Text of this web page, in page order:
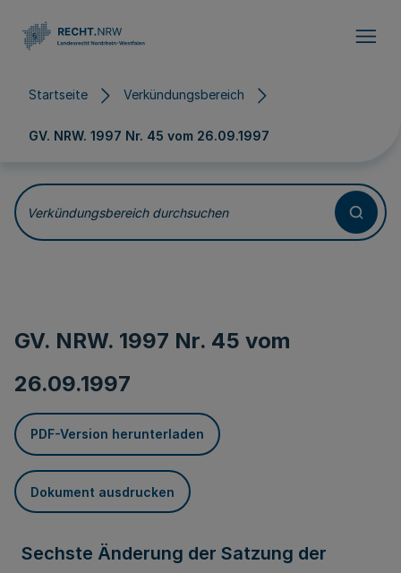
Startseite Verkündungsbereich
GV. NRW. 1997 Nr. 45 vom 26.09.1997
Verkündungsbereich durchsuchen
GV. NRW. 1997 Nr. 45 vom
26.09.1997
PDF-Version herunterladen
Dokument ausdrucken
Sechste Änderung der Satzung der